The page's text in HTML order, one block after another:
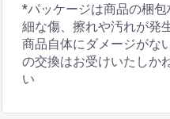
*パッケージは商品の梱
細な傷、擦れや汚れが発
商品自体にダメージがな
の交換はお受けいたしか
い